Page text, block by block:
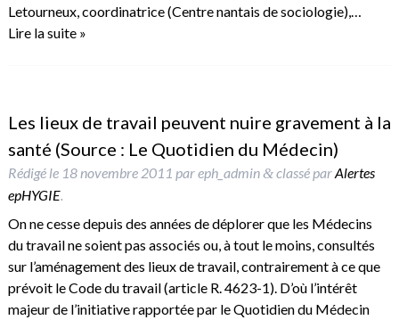
Letourneux, coordinatrice (Centre nantais de sociologie),…
Lire la suite »
Les lieux de travail peuvent nuire gravement à la
santé (Source : Le Quotidien du Médecin)
Rédigé le 18 novembre 2011 pareph_admin &classé parAlertes
epHYGIE.
On ne cesse depuis des années de déplorer que les Médecins
du travail ne soient pas associés ou, à tout le moins, consultés
sur l’aménagement des lieux de travail, contrairement à ce que
prévoit le Code du travail (article R. 4623-1). D’où l’intérêt
majeur de l’initiative rapportée par le Quotidien du Médecin